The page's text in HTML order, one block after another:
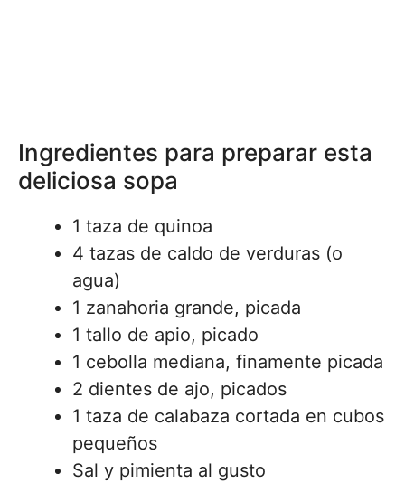
Ingredientes para preparar esta
deliciosa sopa
1 taza de quinoa
4 tazas de caldo de verduras (o
agua)
1 zanahoria grande, picada
1 tallo de apio, picado
1 cebolla mediana, finamente picada
2 dientes de ajo, picados
1 taza de calabaza cortada en cubos
pequeños
Sal y pimienta al gusto